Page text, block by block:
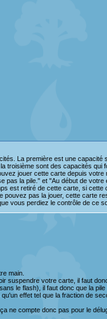
La première est une capacité
troisième sont des capacités qui
jouer cette carte depuis
la pile." et "Au début de
est retiré de cette carte, si cette
pas la jouer, cette carte
vous perdiez le contrôle de ce
main.
suspendre votre carte, il faut
le flash), il faut donc que la
effet tel que la fraction de
ne compte donc pas pour le